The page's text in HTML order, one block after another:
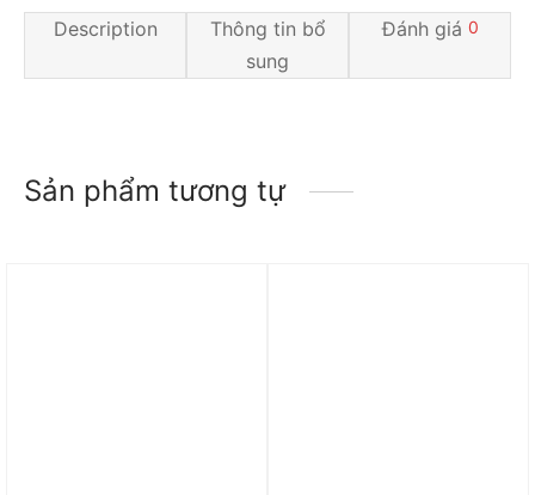
Description
Thông tin bổ
sung
Đánh giá 0
Sản phẩm tương tự